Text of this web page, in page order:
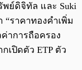
พย์ดิจิทัล และ Suki
“ราคาทองคำเพิ่ม
าการถือครอง
เปิดตัว ETP ตัว